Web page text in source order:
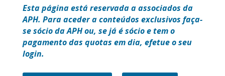
Esta página está reservada a associados da
APH. Para aceder a conteúdos exclusivos faça-
se sócio da APH ou, se já é sócio e tem o
pagamento das quotas em dia, efetue o seu
login.